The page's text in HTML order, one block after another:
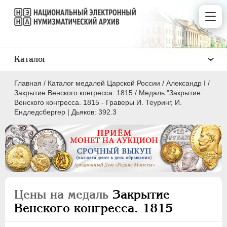
Главная / Каталог медалей Царской России / Александр I /
Закрытие Венского конгресса. 1815 / Медаль "Закрытие
Венского конгресса. 1815 - Граверы И. Теуринг, И.
Ендледсбергер | Дьяков: 392.3
Цены на медаль Закрытие
Венского конгресса. 1815
Каталог
ВСЕ
ПEТР I 1699-1725
ПЕТР II
АННА ИОАННОВНА 1730-1740
1740-1741